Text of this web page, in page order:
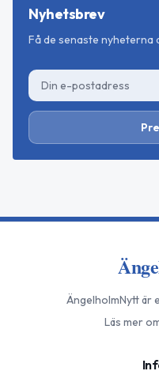
Nyhetsbrev
Få de senaste nyheterna
ÄngelholmNyttär
Läs mer